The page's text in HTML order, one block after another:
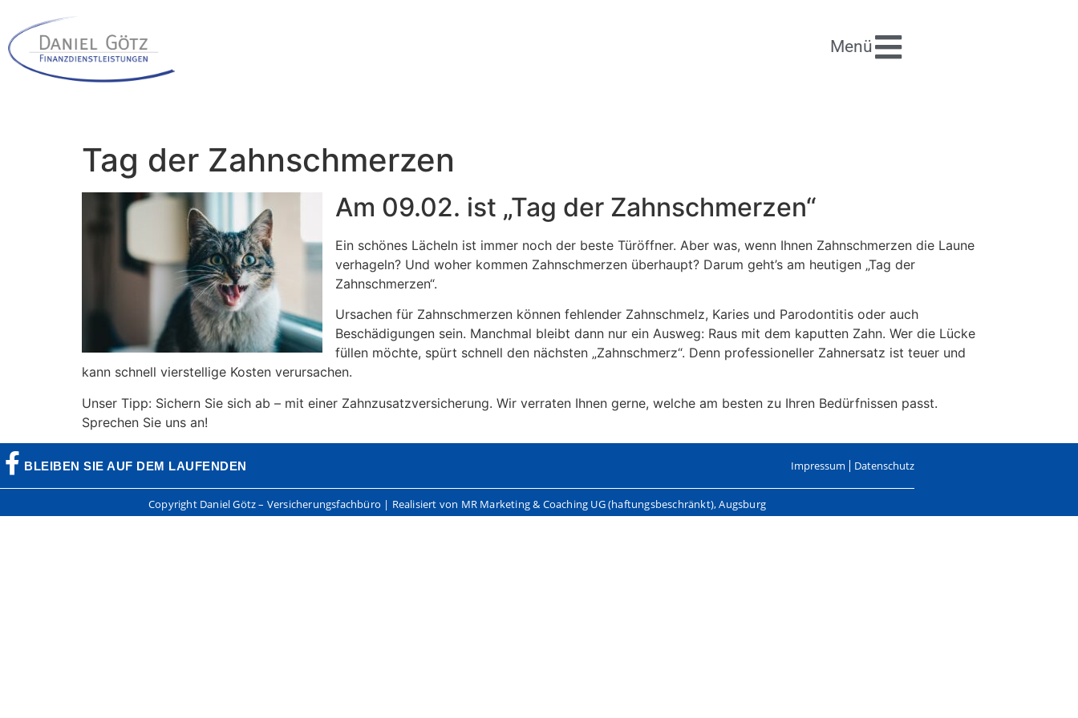
Menü
Tag der Zahnschmerzen
Am 09.02. ist „Tag der Zahnschmerzen“
Ein schönes Lächeln ist immer noch der beste Türöffner. Aber was, wenn Ihnen Zahnschmerzen die Laune
verhageln? Und woher kommen Zahnschmerzen überhaupt? Darum geht’s am heutigen „Tag der
Zahnschmerzen“.
Ursachen für Zahnschmerzen können fehlender Zahnschmelz, Karies und Parodontitis oder auch
Beschädigungen sein. Manchmal bleibt dann nur ein Ausweg: Raus mit dem kaputten Zahn. Wer die Lücke
füllen möchte, spürt schnell den nächsten „Zahnschmerz“. Denn professioneller Zahnersatz ist teuer und
kann schnell vierstellige Kosten verursachen.
Unser Tipp: Sichern Sie sich ab – mit einer Zahnzusatzversicherung. Wir verraten Ihnen gerne, welche am besten zu Ihren Bedürfnissen passt.
Sprechen Sie uns an!
BLEIBEN SIE AUF DEM LAUFENDEN Impressum Datenschutz
Copyright Daniel Götz – Versicherungsfachbüro | Realisiert von MR Marketing & Coaching UG (haftungsbeschränkt), Augsburg